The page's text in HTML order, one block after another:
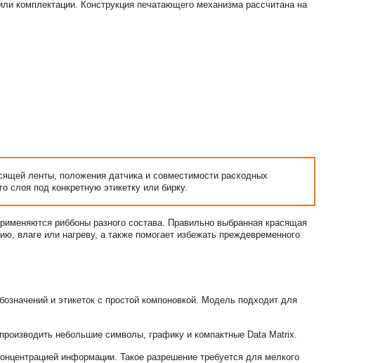
комплектации. Конструкция печатающего механизма рассчитана на
ленты, положения датчика и совместимости расходных
слоя под конкретную этикетку или бирку.
риббоны разного состава. Правильно выбранная красящая
влаге или нагреву, а также помогает избежать преждевременного
и этикеток с простой компоновкой. Модель подходит для
небольшие символы, графику и компактные Data Matrix.
информации. Такое разрешение требуется для мелкого